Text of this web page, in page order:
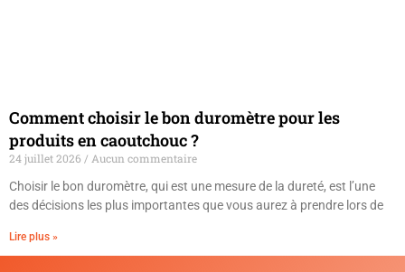
Comment choisir le bon duromètre pour les
produits en caoutchouc ?
24 juillet 2026
Aucun commentaire
Choisir le bon duromètre, qui est une mesure de la dureté, est l’une
des décisions les plus importantes que vous aurez à prendre lors de
Lire plus »